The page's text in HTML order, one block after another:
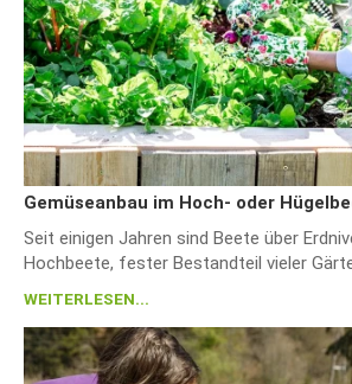
Gemüseanbau im Hoch- oder
Seit einigen Jahren sind Beete über
Hochbeete, fester Bestandteil vieler
WEITERLESEN...